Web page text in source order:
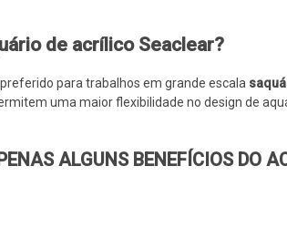
de acrílico Seaclear?
para trabalhos em grande escala s
uma maior flexibilidade no design de
ALGUNS BENEFÍCIOS DO